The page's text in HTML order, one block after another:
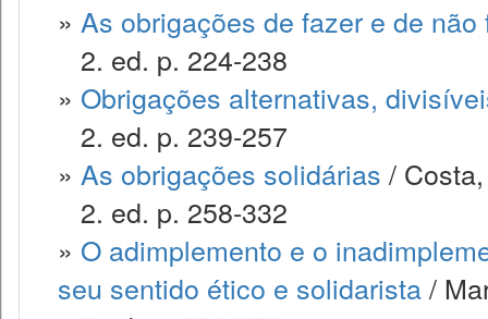
» As obrigações de fazer e de não
2. ed. p. 224-238
» Obrigações alternativas,
2. ed. p. 239-257
» As obrigações solidárias /
2. ed. p. 258-332
» O adimplemento e o
seu sentido ético e solidarista/